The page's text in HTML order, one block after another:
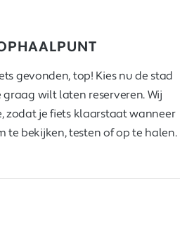
gevonden, top! Kies nu de stad
wilt laten reserveren. Wij
zodat je fiets klaarstaat wanneer
te bekijken, testen of op te halen.